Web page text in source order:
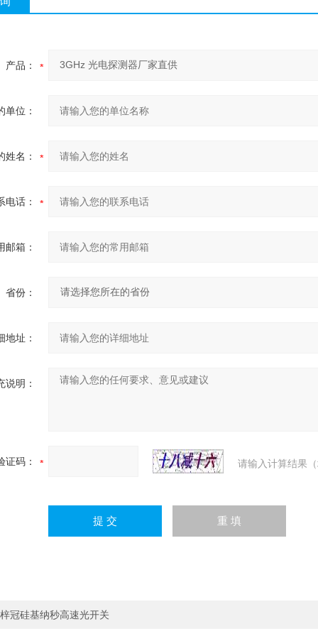
产品：
单位：
姓名：
电话：
邮箱：
省份：
地址：
说明：
证码： 请输入计算结果
梓冠硅基纳秒高速光开关